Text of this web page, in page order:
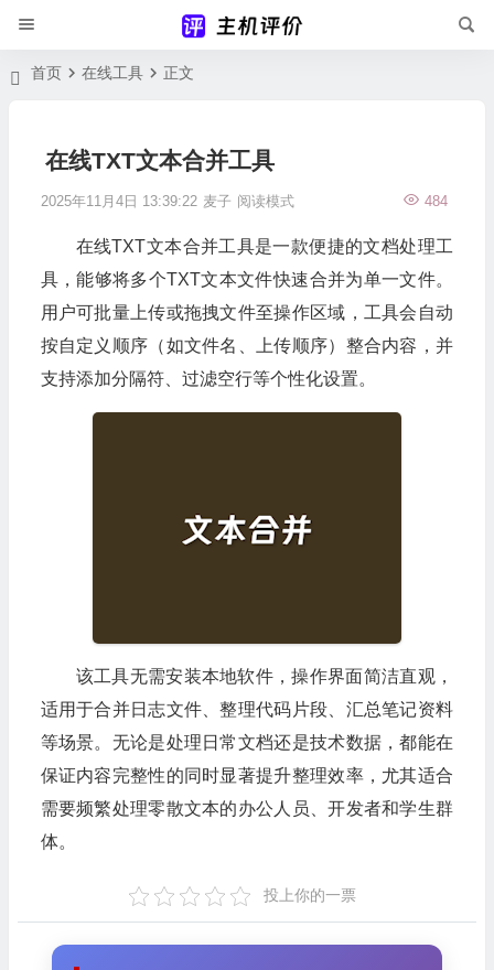
首页 在线工具 正文
在线TXT文本合并工具
2025年11月4日 13:39:22 麦子 484
阅读模式
在线TXT文本合并工具是一款便捷的文档处理工
具，能够将多个TXT文本文件快速合并为单一文件。
用户可批量上传或拖拽文件至操作区域，工具会自动
按自定义顺序（如文件名、上传顺序）整合内容，并
支持添加分隔符、过滤空行等个性化设置。
该工具无需安装本地软件，操作界面简洁直观，
适用于合并日志文件、整理代码片段、汇总笔记资料
等场景。无论是处理日常文档还是技术数据，都能在
保证内容完整性的同时显著提升整理效率，尤其适合
需要频繁处理零散文本的办公人员、开发者和学生群
体。
投上你的一票